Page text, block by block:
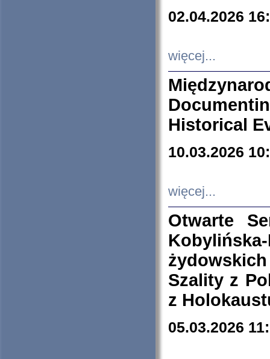
02.04.2026
więcej...
Historical
10.03.2026
więcej...
Otwarte
Szality z
z
05.03.2026